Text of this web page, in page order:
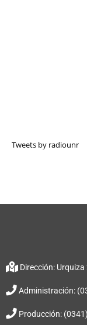
Tweets by radiounr
Dirección: Urquiza
Administración:
Producción: